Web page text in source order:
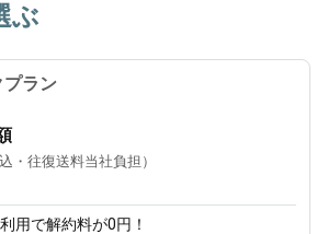
ぶ
プラン
・往復送料当社負担）
用で解約料が0円！